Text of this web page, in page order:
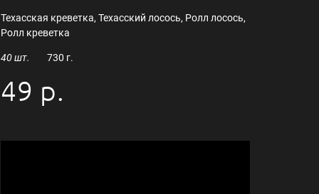
Техасская креветка, Техасский лосось, Ролл лосось,
Ролл креветка
40 шт. 730 г.
49 р.